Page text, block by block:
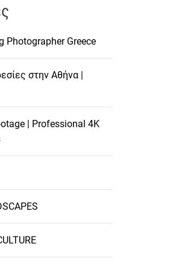
Photographer Greece
στην Αθήνα |
| Professional 4K